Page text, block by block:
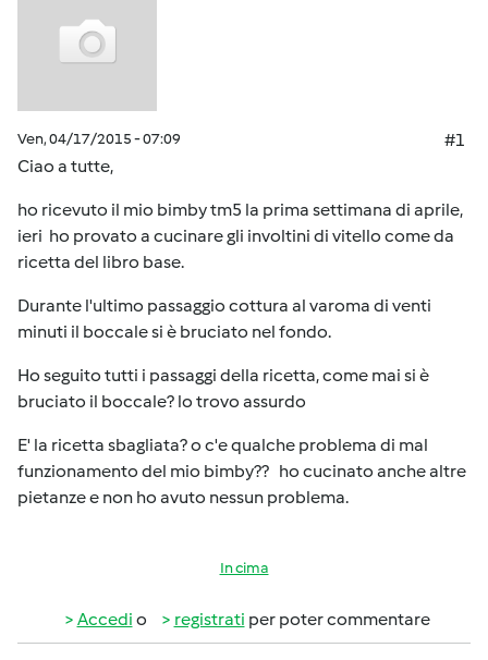
Ven, 04/17/2015 - 07:09
#1
Ciao a tutte,
ho ricevuto il mio bimby tm5 la prima settimana di aprile,
ieri ho provato a cucinare gli involtini di vitello come da
ricetta del libro base.
Durante l'ultimo passaggio cottura al varoma di venti
minuti il boccale si è bruciato nel fondo.
Ho seguito tutti i passaggi della ricetta, come mai si è
bruciato il boccale? lo trovo assurdo
E' la ricetta sbagliata? o c'e qualche problema di mal
funzionamento del mio bimby?? ho cucinato anche altre
pietanze e non ho avuto nessun problema.
In cima
Accedi o registrati per poter commentare